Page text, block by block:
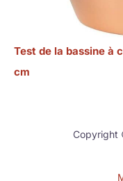
Test de la bassine à
cm
Copyright